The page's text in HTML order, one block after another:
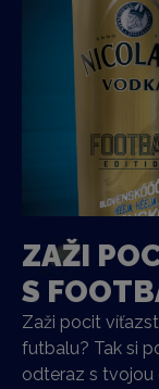
ZAŽI
S
Zaži pocit
futbalu? Tak si
odteraz s tvojou